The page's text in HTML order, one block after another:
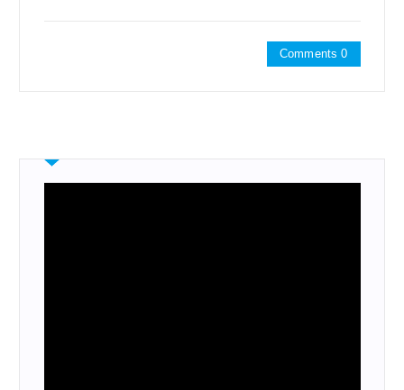
Comments 0